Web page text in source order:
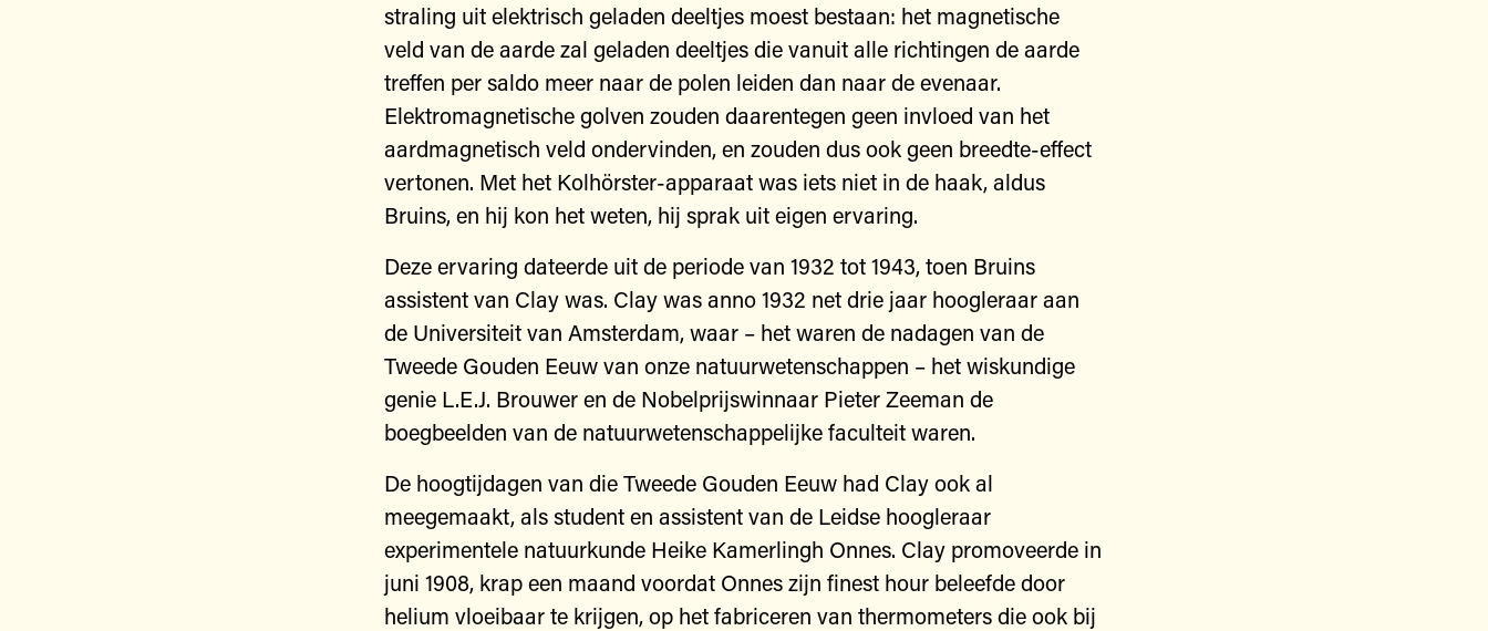
straling uit elektrisch geladen deeltjes moest bestaan: het magnetische
veld van de aarde zal geladen deeltjes die vanuit alle richtingen de aarde
treffen per saldo meer naar de polen leiden dan naar de evenaar.
Elektromagnetische golven zouden daarentegen geen invloed van het
aardmagnetisch veld ondervinden, en zouden dus ook geen breedte-effect
vertonen. Met het Kolhörster-apparaat was iets niet in de haak, aldus
Bruins, en hij kon het weten, hij sprak uit eigen ervaring.
Deze ervaring dateerde uit de periode van 1932 tot 1943, toen Bruins
assistent van Clay was. Clay was anno 1932 net drie jaar hoogleraar aan
de Universiteit van Amsterdam, waar – het waren de nadagen van de
Tweede Gouden Eeuw van onze natuurwetenschappen – het wiskundige
genie L.E.J. Brouwer en de Nobelprijswinnaar Pieter Zeeman de
boegbeelden van de natuurwetenschappelijke faculteit waren.
De hoogtijdagen van die Tweede Gouden Eeuw had Clay ook al
meegemaakt, als student en assistent van de Leidse hoogleraar
experimentele natuurkunde Heike Kamerlingh Onnes. Clay promoveerde in
juni 1908, krap een maand voordat Onnes zijn finest hour beleefde door
helium vloeibaar te krijgen, op het fabriceren van thermometers die ook bij